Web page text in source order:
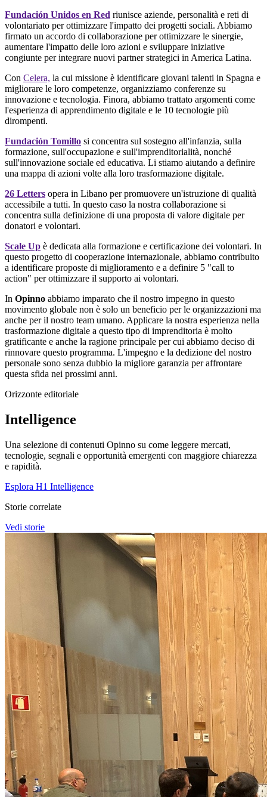
Fundación Unidos en Red riunisce aziende, personalità e reti di
volontariato per ottimizzare l'impatto dei progetti sociali. Abbiamo
firmato un accordo di collaborazione per ottimizzare le sinergie,
aumentare l'impatto delle loro azioni e sviluppare iniziative
congiunte per integrare nuovi partner strategici in America Latina.
Con Celera, la cui missione è identificare giovani talenti in Spagna e
migliorare le loro competenze, organizziamo conferenze su
innovazione e tecnologia. Finora, abbiamo trattato argomenti come
l'esperienza di apprendimento digitale e le 10 tecnologie più
dirompenti.
Fundación Tomillo si concentra sul sostegno all'infanzia, sulla
formazione, sull'occupazione e sull'imprenditorialità, nonché
sull'innovazione sociale ed educativa. Li stiamo aiutando a definire
una mappa di azioni volte alla loro trasformazione digitale.
26 Letters opera in Libano per promuovere un'istruzione di qualità
accessibile a tutti. In questo caso la nostra collaborazione si
concentra sulla definizione di una proposta di valore digitale per
donatori e volontari.
Scale Up è dedicata alla formazione e certificazione dei volontari. In
questo progetto di cooperazione internazionale, abbiamo contribuito
a identificare proposte di miglioramento e a definire 5 "call to
action" per ottimizzare il supporto ai volontari.
In Opinno abbiamo imparato che il nostro impegno in questo
movimento globale non è solo un beneficio per le organizzazioni ma
anche per il nostro team umano. Applicare la nostra esperienza nella
trasformazione digitale a questo tipo di imprenditoria è molto
gratificante e anche la ragione principale per cui abbiamo deciso di
rinnovare questo programma. L'impegno e la dedizione del nostro
personale sono senza dubbio la migliore garanzia per affrontare
questa sfida nei prossimi anni.
Orizzonte editoriale
Intelligence
Una selezione di contenuti Opinno su come leggere mercati,
tecnologie, segnali e opportunità emergenti con maggiore chiarezza
e rapidità.
Esplora H1 Intelligence
Storie correlate
Vedi storie